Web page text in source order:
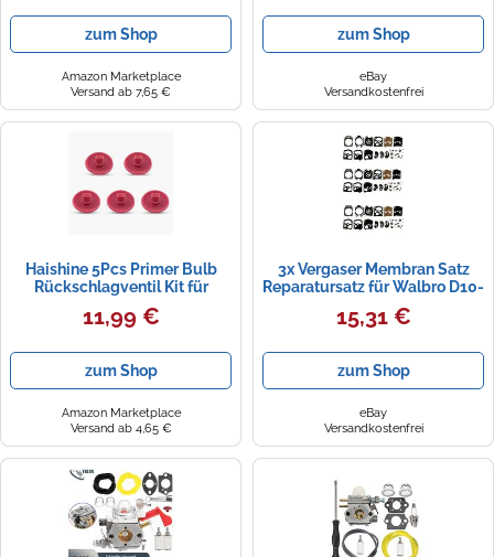
zum Shop
Amazon Marketplace
Versand ab 7,65 €
zum Shop
eBay
Versandkostenfrei
Haishine 5Pcs Primer Bulb
Rückschlagventil Kit für
Walbro-Vergaser # 176-64-1
Trimmergebläse
11,99 €
zum Shop
Amazon Marketplace
Versand ab 4,65 €
3x Vergaser Membran Satz
Reparatursatz für Walbro D10-
WAT WA WT Dolmar Solo
2023
15,31 €
zum Shop
eBay
Versandkostenfrei